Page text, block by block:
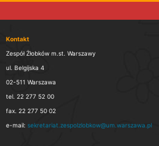
Kontakt
Zespół Żłobków m.st. Warszawy
ul. Belgijska 4
02-511 Warszawa
tel. 22 277 52 00
fax. 22 277 50 02
e-mail: sekretariat.zespolzlobkow@um.warszawa.pl